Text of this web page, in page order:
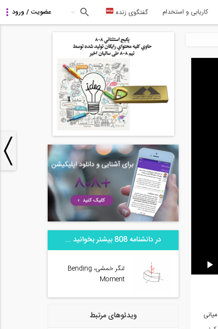
کاریابی و استخدام گفتگوی زنده
در دانشنامه 808 بیشتر بخوانید ...
لنگر خمشی، Bending
Moment
ویدئوهای مرتبط